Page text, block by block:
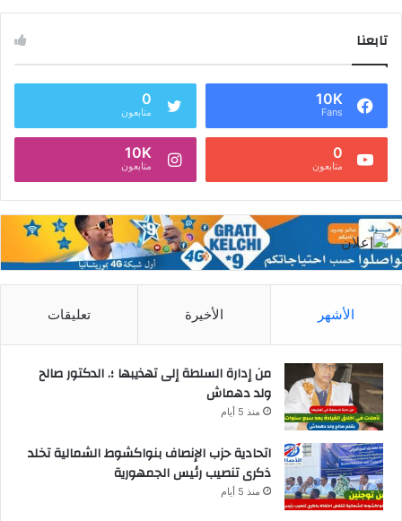
تابعنا
10K
Fans
0
متابعون
0
متابعون
10K
متابعون
الأشهر الأخيرة تعليقات
من إدارة السلطة إلى تهذيبها ؛. الدكتور صالح
ولد دهماش
منذ 5 أيام
اتحادية حزب الإنصاف بنواكشوط الشمالية تخلد
ذكرى تنصيب رئيس الجمهورية
منذ 5 أيام